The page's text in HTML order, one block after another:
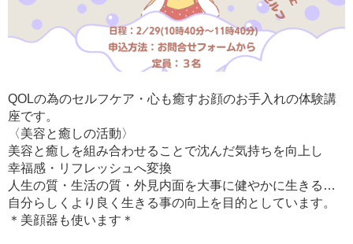
QOLの為のセルフケア・心も癒すお顔のお手入れの体験講
座です。
〈美容と癒しの活動〉
美容と癒しを組み合わせることで沈んだ気持ちを向上し
幸福感・リフレッシュへ変換
人生の質・生活の質・外見内面を大事に健やかに生きる…
自分らしくより良く生きる事の向上を目的としています。
＊美顔器も使います＊